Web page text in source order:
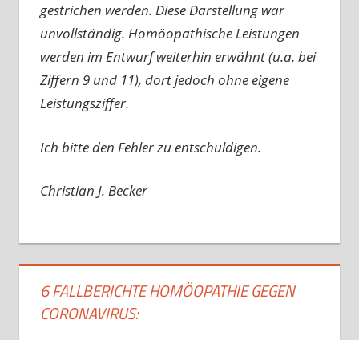
gestrichen werden. Diese Darstellung war
unvollständig. Homöopathische Leistungen
werden im Entwurf weiterhin erwähnt (u.a. bei
Ziffern 9 und 11), dort jedoch ohne eigene
Leistungsziffer.
Ich bitte den Fehler zu entschuldigen.
Christian J. Becker
6 FALLBERICHTE HOMÖOPATHIE GEGEN
CORONAVIRUS: